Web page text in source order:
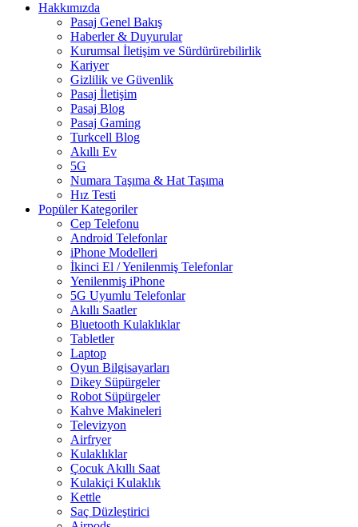
Hakkımızda
Pasaj Genel Bakış
Haberler & Duyurular
Kurumsal İletişim ve Sürdürürebilirlik
Kariyer
Gizlilik ve Güvenlik
Pasaj İletişim
Pasaj Blog
Pasaj Gaming
Turkcell Blog
Akıllı Ev
5G
Numara Taşıma & Hat Taşıma
Hız Testi
Popüler Kategoriler
Cep Telefonu
Android Telefonlar
iPhone Modelleri
İkinci El / Yenilenmiş Telefonlar
Yenilenmiş iPhone
5G Uyumlu Telefonlar
Akıllı Saatler
Bluetooth Kulaklıklar
Tabletler
Laptop
Oyun Bilgisayarları
Dikey Süpürgeler
Robot Süpürgeler
Kahve Makineleri
Televizyon
Airfryer
Kulaklıklar
Çocuk Akıllı Saat
Kulakiçi Kulaklık
Kettle
Saç Düzleştirici